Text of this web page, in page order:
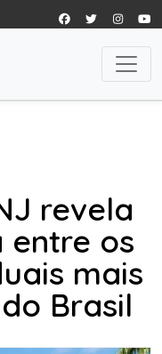
revela
entre os
mais
Brasil